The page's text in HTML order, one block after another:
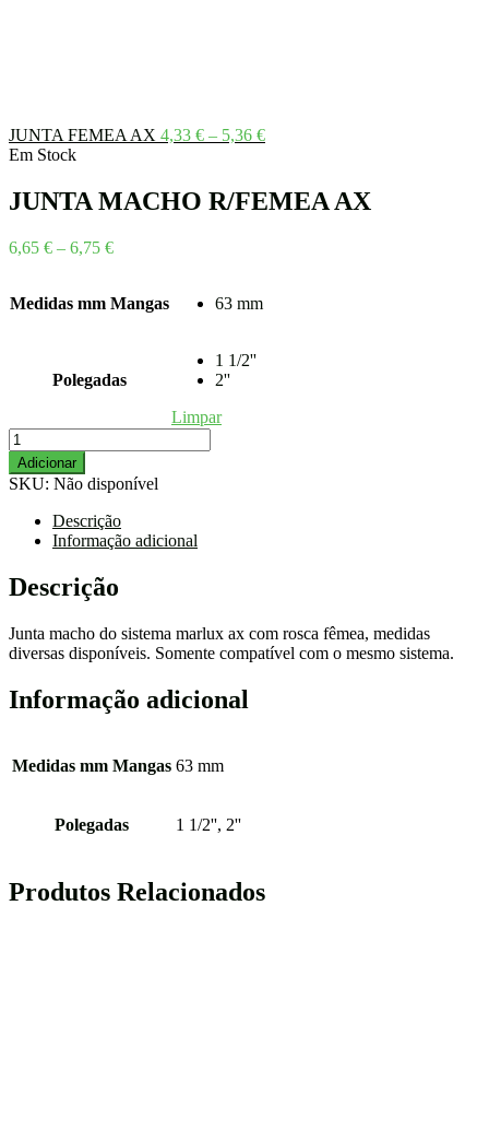
JUNTA FEMEA AX 4,33 € – 5,36 €Price
through
5,36 €
Em Stock
JUNTA MACHO R/FEMEA AX
6,65 € – 6,75 €Price
through
Medidas mm Mangas 63 mm
Polegadas
1 1/2''
2''
Limpar
Quantidade
de
JUNTA
MACHO
R/FEMEA
Adicionar
SKU: Não disponível
Descrição
Informação adicional
Descrição
Junta macho do sistema marlux ax com rosca fêmea, medidas
diversas disponíveis. Somente compatível com o mesmo sistema.
Informação adicional
Medidas mm Mangas 63 mm
Polegadas 1 1/2'', 2''
Produtos Relacionados